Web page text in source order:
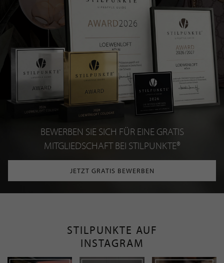
BEWERBEN SIE SICH FÜR EINE GRATIS
MITGLIEDSCHAFT BEI STILPUNKTE®
JETZT GRATIS BEWERBEN
STILPUNKTE AUF
INSTAGRAM